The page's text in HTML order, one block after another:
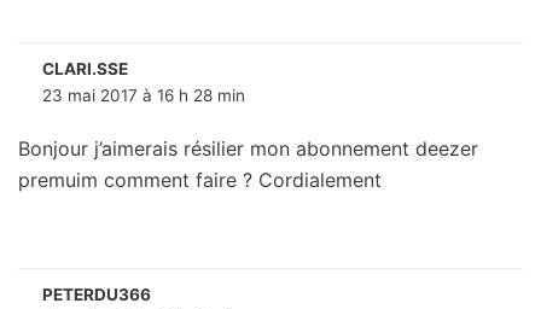
CLARI.SSE
23 mai 2017 à 16 h 28 min
Bonjour j’aimerais résilier mon abonnement deezer
premuim comment faire ? Cordialement
PETERDU366